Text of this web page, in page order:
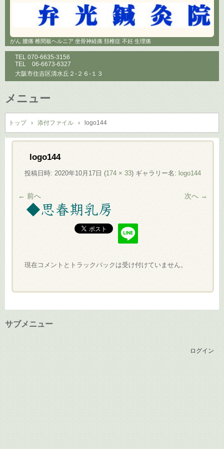
がん 腰痛 椎間板ヘルニア 坐骨神経痛 頚椎症 不妊 生理痛
TEL 070-6635-3156
TEL 06-6673-6327
大阪市住吉区清水丘２-２６-１３
メニュー
コ
ン
テ
ン
トップ › 添付ファイル › logo144
logo144
投稿日時:2020年10月17日 (174 × 33) ギャラリー名: logo144
← 前へ 次へ →
現在コメントとトラックバックは受け付けていません。
サブメニュー
ログイン